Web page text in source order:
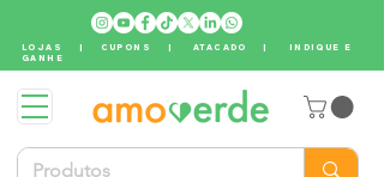
LOJAS | CUPONS |ATACADO | INDIQUE E
GANHE